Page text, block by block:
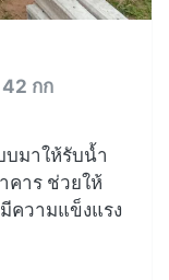
42 กก
บมาให้รับน้ำ
คาร ช่วยให้
ความแข็งแรง